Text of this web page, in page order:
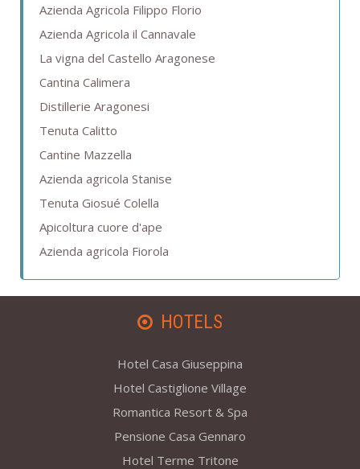
Azienda Agricola Filippo Florio
Azienda Agricola il Cannavale
La vigna del Castello Aragonese
Cantina Calimera
Distillerie Aragonesi
Tenuta Calitto
Cantine Mazzella
Azienda agricola Stanise
Tenuta Giosué Colella
Apicoltura cuore d'ape
Azienda agricola Fiorola
HOTELS
Hotel Casa Giuseppina
Hotel Castiglione Village
Romantica Resort & Spa
Pensione Casa Gennaro
Hotel Terme Tritone